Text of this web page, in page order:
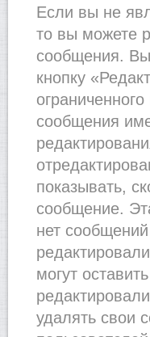
Если вы не
то вы можете
сообщения.
кнопку
сообщения
показывать,
сообщение.
нет
могут
удалять свои